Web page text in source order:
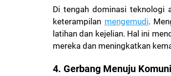
Di tengah dominasi teknologi
keterampilan mengemudi.
latihan dan kejelian. Hal ini
mereka dan meningkatkan
4. Gerbang Menuju